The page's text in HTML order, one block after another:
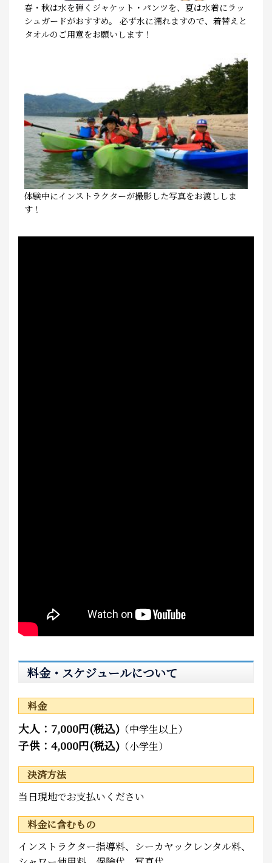
春・秋は水を弾くジャケット・パンツを、夏は水着にラッ
シュガードがおすすめ。 必ず水に濡れますので、着替えと
タオルのご用意をお願いします！
体験中にインストラクターが撮影した写真をお渡ししま
す！
料金・スケジュールについて
料金
大人：7,000円(税込) （中学生以上）
子供：4,000円(税込) （小学生）
決済方法
当日現地でお支払いください
料金に含むもの
インストラクター指導料、シーカヤックレンタル料、